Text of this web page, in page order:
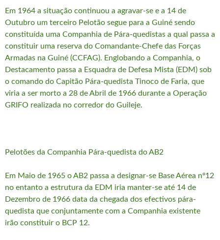
Em 1964 a situação continuou a agravar-se e a 14 de
Outubro um terceiro Pelotão segue para a Guiné sendo
constituída uma Companhia de Pára-quedistas a qual passa a
constituir uma reserva do Comandante-Chefe das Forças
Armadas na Guiné (CCFAG). Englobando a Companhia, o
Destacamento passa a Esquadra de Defesa Mista (EDM) sob
o comando do Capitão Pára-quedista Tinoco de Faria, que
viria a ser morto a 28 de Abril de 1966 durante a Operação
GRIFO realizada no corredor do Guileje.
Pelotões da Companhia Pára-quedista do AB2
Em Maio de 1965 o AB2 passa a designar-se Base Aérea nº12
no entanto a estrutura da EDM iria manter-se até 14 de
Dezembro de 1966 data da chegada dos efectivos pára-
quedista que conjuntamente com a Companhia existente
irão constituir o BCP 12.